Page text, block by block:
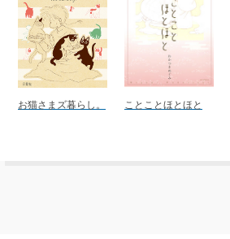
お猫さまズ暮らし。 ことことほとほと